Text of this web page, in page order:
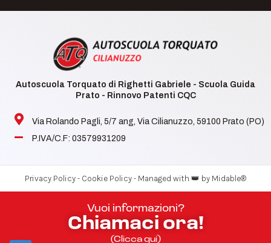
Autoscuola Torquato di Righetti Gabriele - Scuola Guida
Prato - Rinnovo Patenti CQC
Via Rolando Pagli, 5/7 ang, Via Cilianuzzo, 59100 Prato (PO)
P.IVA/C.F: 03579931209
Privacy Policy - Cookie Policy - Managed with 👑 by Midable®
Vuoi informazioni?
Chiamaci ora!
(Clicca qui)